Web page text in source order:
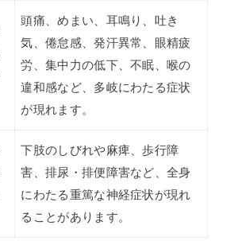
頭痛、めまい、耳鳴り、吐き
気、倦怠感、発汗異常、眼精疲
労、集中力の低下、不眠、喉の
違和感など、多岐にわたる症状
が現れます。
下肢のしびれや麻痺、歩行障
害、排尿・排便障害など、全身
にわたる重篤な神経症状が現れ
ることがあります。